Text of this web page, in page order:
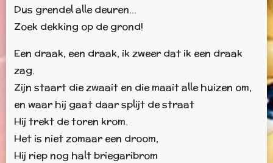
Dus grendel alle deuren...
Zoek dekking op de grond!
Een draak, een draak, ik zweer dat ik een draak
zag.
Zijn staart die zwaait en die maait alle huizen om,
en waar hij gaat daar splijt de straat
Hij trekt de toren krom.
Het is niet zomaar een droom,
Hij riep nog halt briegaribrom